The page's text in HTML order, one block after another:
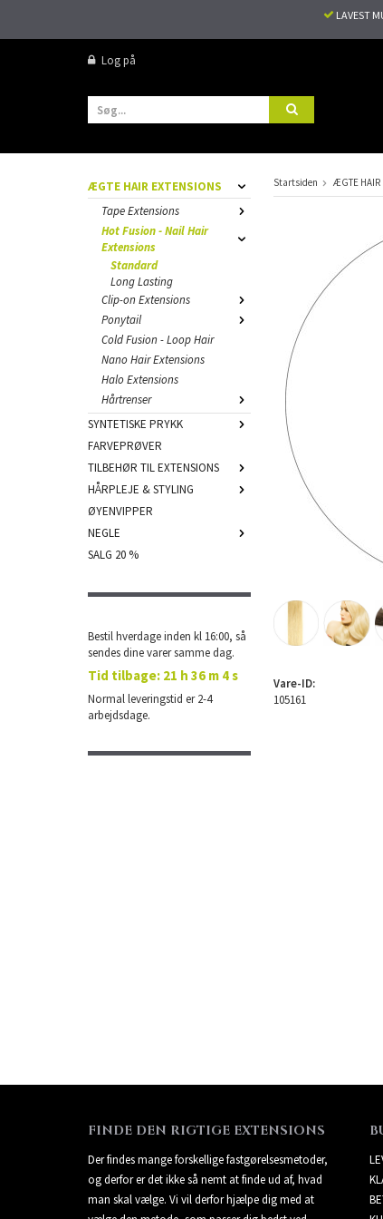
LAVEST
Log på
ÆGTE HAIR EXTENSIONS
Tape Extensions
Hot Fusion - Nail Hair
Extensions
Standard
Long Lasting
Clip-on Extensions
Ponytail
Cold Fusion - Loop Hair
Nano Hair Extensions
Halo Extensions
Hårtrenser
SYNTETISKE PRYKK
FARVEPRØVER
TILBEHØR TIL EXTENSIONS
HÅRPLEJE & STYLING
ØYENVIPPER
NEGLE
SALG 20 %
Bestil hverdage inden kl 16:00, så
sendes dine varer samme dag.
Tid tilbage: 21 h 36 m 3 s
Normal leveringstid er 2-4
arbejdsdage.
Startsiden ÆGTE HAIR
Vare-ID:
105161
FINDE DEN RIGTIGE EXTENSIONS
Der findes mange forskellige fastgørelsesmetoder,
og derfor er det ikke så nemt at finde ud af, hvad
man skal vælge. Vi vil derfor hjælpe dig med at